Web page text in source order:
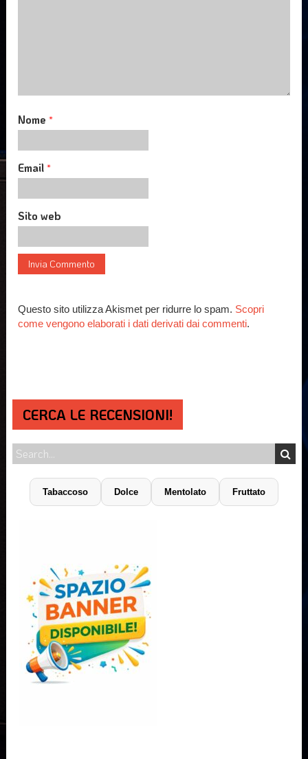
Nome*
Email*
Sito web
Questo sito utilizza Akismet per ridurre lo spam. Scopri
come vengono elaborati i dati derivati dai commenti.
CERCA LE RECENSIONI!
Tabaccoso Dolce Mentolato Fruttato